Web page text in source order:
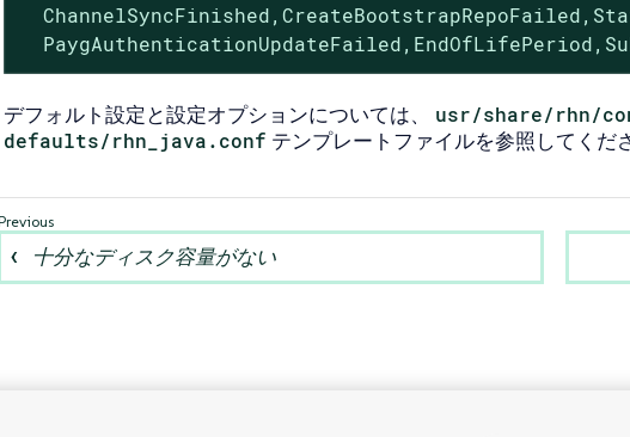
デフォルト設定と設定オプションについては、
usr/share/rhn/
defaults/rhn_java.conf テンプレートファイルを参照してくだ
十分なディスク容量がない